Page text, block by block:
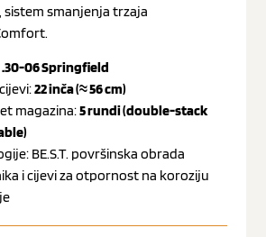
smanjenja trzaja
.30-06 Springfield
22 inča (≈ 56 cm)
magazina:5 rundi (double-stack
BE.S.T. površinska obrada
i cijevi za otpornost na koroziju